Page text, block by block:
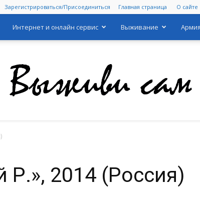
Зарегистрироваться/Присоединиться Главная страница О сайте
Интернет и онлайн сервис Выживание Армия
Р.», 2014 (Россия)